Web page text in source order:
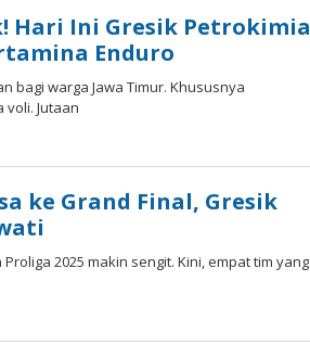
Hari Ini Gresik Petrokimia
Enduro
bagi warga Jawa Timur. Khususnya
Jutaan
ke Grand Final, Gresik
2025 makin sengit. Kini, empat tim yang